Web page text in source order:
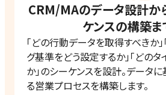
CRM/MAのデータ設計か
ケンスの構築
「どの行動データを取得すべきか
グ基準をどう設定するか」「どの
か」のシーケンスを設計。データ
る営業プロセスを構築します。